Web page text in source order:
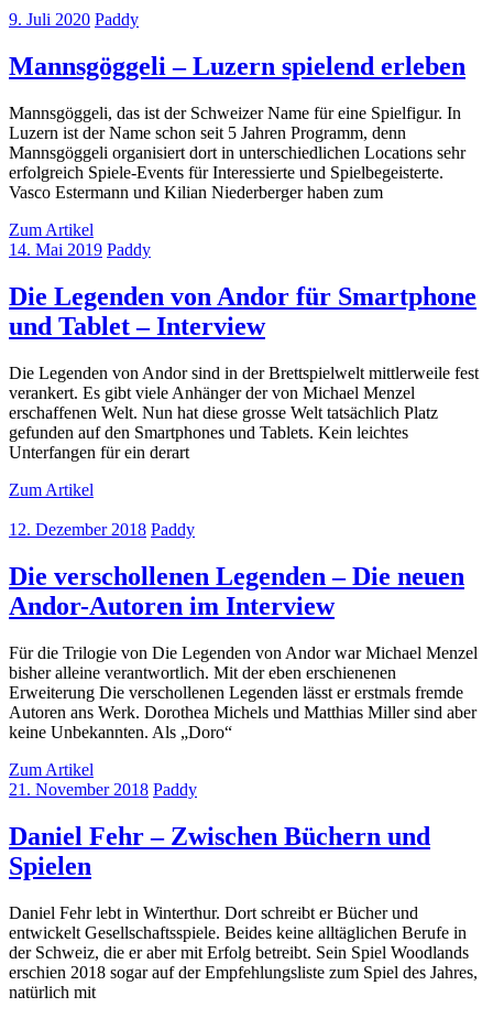
9. Juli 2020 Paddy
Mannsgöggeli – Luzern spielend erleben
Mannsgöggeli, das ist der Schweizer Name für eine Spielfigur. In
Luzern ist der Name schon seit 5 Jahren Programm, denn
Mannsgöggeli organisiert dort in unterschiedlichen Locations sehr
erfolgreich Spiele-Events für Interessierte und Spielbegeisterte.
Vasco Estermann und Kilian Niederberger haben zum
Zum Artikel
14. Mai 2019 Paddy
Die Legenden von Andor für Smartphone
und Tablet – Interview
Die Legenden von Andor sind in der Brettspielwelt mittlerweile fest
verankert. Es gibt viele Anhänger der von Michael Menzel
erschaffenen Welt. Nun hat diese grosse Welt tatsächlich Platz
gefunden auf den Smartphones und Tablets. Kein leichtes
Unterfangen für ein derart
Zum Artikel
12. Dezember 2018 Paddy
Die verschollenen Legenden – Die neuen
Andor-Autoren im Interview
Für die Trilogie von Die Legenden von Andor war Michael Menzel
bisher alleine verantwortlich. Mit der eben erschienenen
Erweiterung Die verschollenen Legenden lässt er erstmals fremde
Autoren ans Werk. Dorothea Michels und Matthias Miller sind aber
keine Unbekannten. Als „Doro“
Zum Artikel
21. November 2018 Paddy
Daniel Fehr – Zwischen Büchern und
Spielen
Daniel Fehr lebt in Winterthur. Dort schreibt er Bücher und
entwickelt Gesellschaftsspiele. Beides keine alltäglichen Berufe in
der Schweiz, die er aber mit Erfolg betreibt. Sein Spiel Woodlands
erschien 2018 sogar auf der Empfehlungsliste zum Spiel des Jahres,
natürlich mit